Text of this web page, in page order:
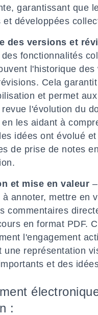
garantissant que
et développées
des versions et
fonctionnalités
l'historique
Cela
et permet
l'évolution du
les aidant à
idées ont évolué
de prise de notes en
et mise en valeur
à annoter, mettre en
commentaires
en format PDF.
l'engagement
une représentation
et des
: